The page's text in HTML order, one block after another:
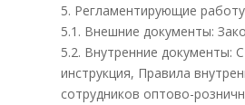
5. Регламентирующие
5.1. Внешние документы:
5.2. Внутренние
инструкция, Правила
сотрудников оптово-